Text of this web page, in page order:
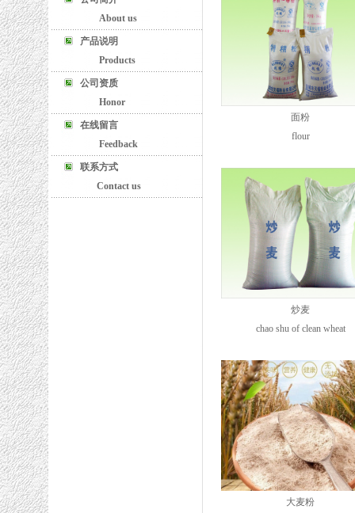
About us
产品说明
Products
公司资质
Honor
在线留言
Feedback
联系方式
Contact us
面粉
flour
炒麦
chao shu of clean wheat
大麦粉